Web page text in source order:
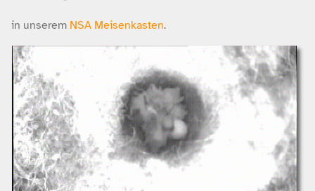
in unserem NSA Meisenkasten.